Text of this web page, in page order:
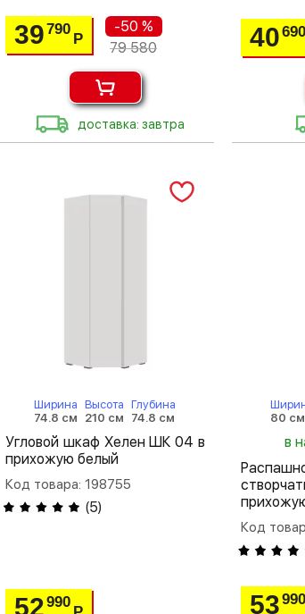
39790
Р
-50 %
79 580
доставка: завтра
40690
Ширина
74.8 см
Высота
210 см
Глубина
74.8 см
Угловой шкаф Хелен ШК 04 в
прихожую белый
Код товара: 198755
(5)
52990
80 см
в
Код
53990